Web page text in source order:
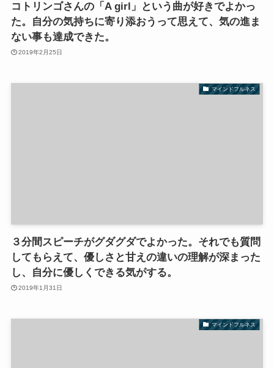
コトリンゴさんの「A girl」という曲が好きでよかっ
た。自分の気持ちに寄り添おうって思えて、気の進ま
ない事も達成できた。
2019年2月25日
マインドフルネス
３分間スピーチがグダグダでよかった。それでも質問
してもらえて、優しさと甘えの違いの理解が深まった
し、自分に優しくできる気がする。
2019年1月31日
マインドフルネス